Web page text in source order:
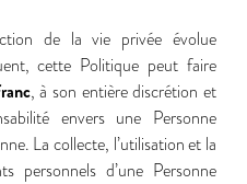
de la vie privée évolue
cette Politique peut faire
, à son entière discrétion et
envers une Personne
La collecte, l’utilisation et la
personnels d’une Personne